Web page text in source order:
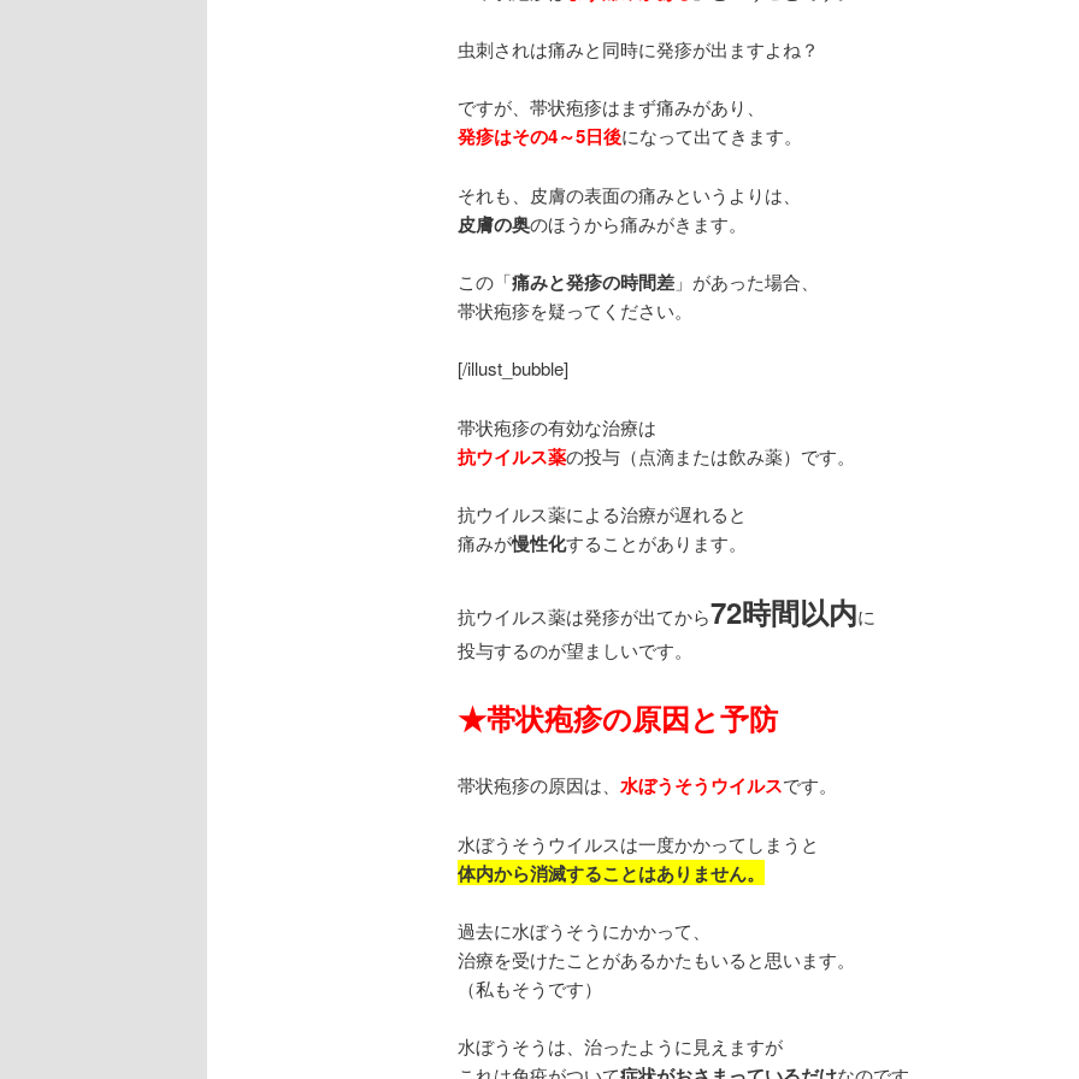
虫刺されは痛みと同時に発疹が出ますよね？
ですが、帯状疱疹はまず痛みがあり、
発疹はその4～5日後になって出てきます。
それも、皮膚の表面の痛みというよりは、
皮膚の奥のほうから痛みがきます。
この「痛みと発疹の時間差」があった場合、
帯状疱疹を疑ってください。
[/illust_bubble]
帯状疱疹の有効な治療は
抗ウイルス薬の投与（点滴または飲み薬）です。
抗ウイルス薬による治療が遅れると
痛みが慢性化することがあります。
抗ウイルス薬は発疹が出てから72時間以内に
投与するのが望ましいです。
★帯状疱疹の原因と予防
帯状疱疹の原因は、 水ぼうそうウイルスです。
水ぼうそうウイルスは一度かかってしまうと
体内から消滅することはありません。
過去に水ぼうそうにかかって、
治療を受けたことがあるかたもいると思います。
（私もそうです）
水ぼうそうは、治ったように見えますが